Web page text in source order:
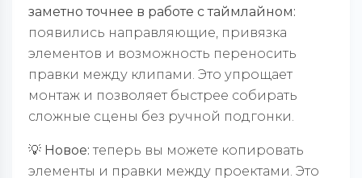
заметно точнее в работе с таймлайном:
появились направляющие, привязка
элементов и возможность переносить
правки между клипами. Это упрощает
монтаж и позволяет быстрее собирать
сложные сцены без ручной подгонки.
💡 Новое:теперь вы можете копировать
элементы и правки между проектами. Это